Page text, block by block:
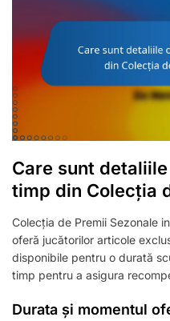
Care sunt
timp din Colecția
Colecția de Premii Sezonale
oferă jucătorilor articole
disponibile pentru o durată
timp pentru a asigura
Durata și momentul